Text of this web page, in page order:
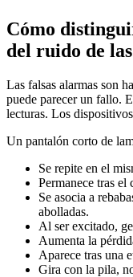
Cómo
del ruido de
Las falsas alarmas son
puede parecer un fallo.
lecturas. Los
Un pantalón corto de
Se repite en el
Permanece tras el
Se asocia a
abolladas.
Al ser excitado,
Aumenta la
Aparece tras una
Gira con la pila,